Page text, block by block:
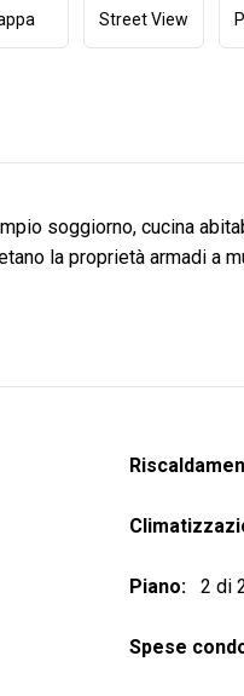
Street View
soggiorno, cucina
la proprietà armadi a
Piano 2 di
Spese